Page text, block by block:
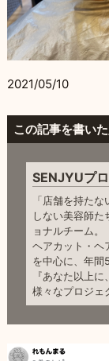
2021/05/10
この記事を書い
SENJYUプ
「店舗を持た
しない美容師た
ョナルチーム。
ヘアカット・ヘ
を中心に、年間
『あなた以上
様々なプロジェ